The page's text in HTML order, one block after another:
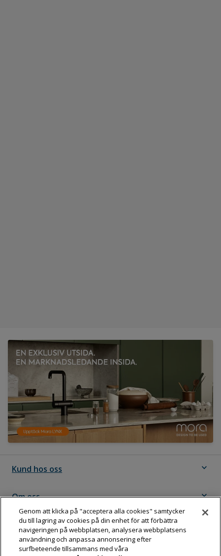
Kund hos oss expand_more
Om oss expand_more
Följ Dahl
Genom att klicka på "acceptera alla cookies" samtycker
du till lagring av cookies på din enhet för att förbättra
navigeringen på webbplatsen, analysera webbplatsens
användning och anpassa annonsering efter
surfbeteende tillsammans med våra